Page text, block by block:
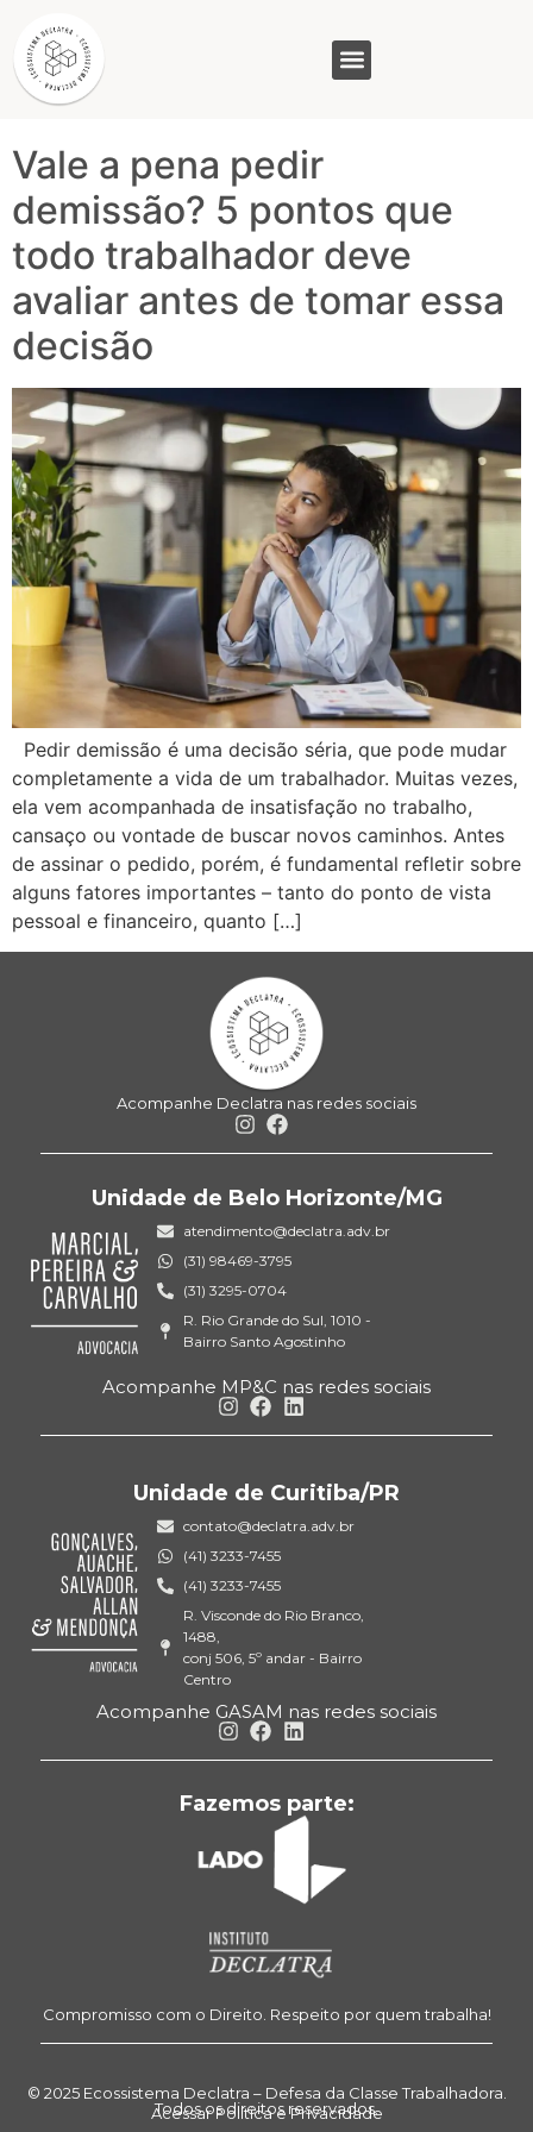
Tag:
pedido de
demissão
Vale a pena pedir
demissão? 5 pontos que
todo trabalhador deve
avaliar antes de tomar essa
decisão
Pedir demissão é uma decisão séria, que pode mudar
completamente a vida de um trabalhador. Muitas vezes,
ela vem acompanhada de insatisfação no trabalho,
cansaço ou vontade de buscar novos caminhos. Antes
de assinar o pedido, porém, é fundamental refletir sobre
alguns fatores importantes – tanto do ponto de vista
pessoal e financeiro, quanto […]
Acompanhe Declatra nas redes sociais
Unidade de Belo Horizonte/MG
atendimento@declatra.adv.br
(31) 98469-3795
(31) 3295-0704
R. Rio Grande do Sul, 1010 -
Bairro Santo Agostinho
Acompanhe MP&C nas redes sociais
Unidade de Curitiba/PR
contato@declatra.adv.br
(41) 3233-7455
(41) 3233-7455
R. Visconde do Rio Branco,
1488,
conj 506, 5º andar - Bairro
Centro
Acompanhe GASAM nas redes sociais
Fazemos parte:
Compromisso com o Direito. Respeito por quem trabalha!
© 2025 Ecossistema Declatra – Defesa da Classe Trabalhadora.
Todos os direitos reservados.
Acessar Política e Privacidade